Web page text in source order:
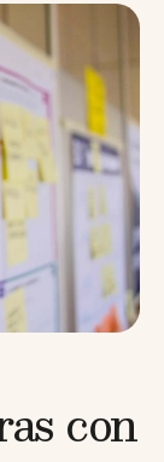
con